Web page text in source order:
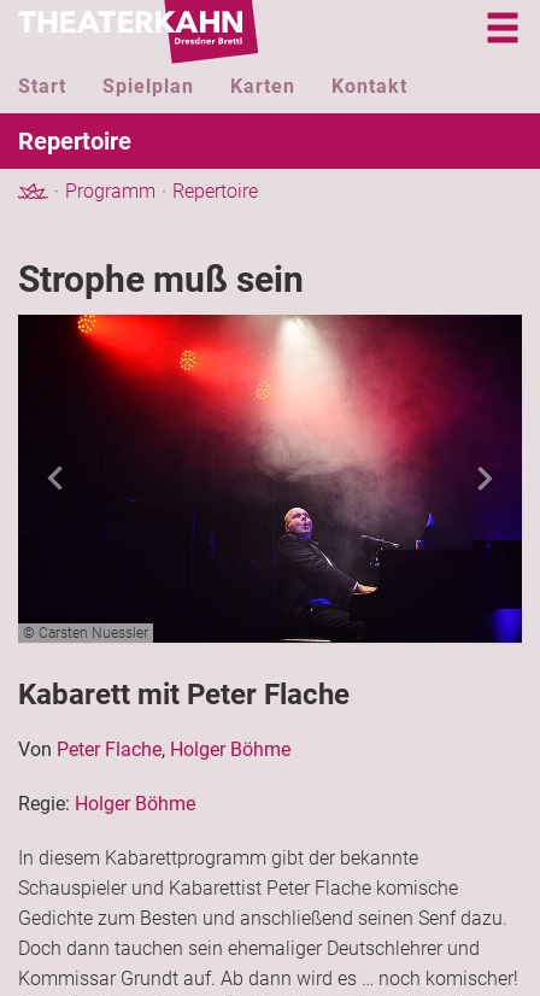
Start Spielplan Karten Kontakt
Repertoire
Programm Repertoire
Strophe muß sein
© Carsten Nuessler
Previous
Kabarett mit Peter Flache
Von Peter Flache, Holger Böhme
Regie: Holger Böhme
In diesem Kabarettprogramm gibt der bekannte
Schauspieler und Kabarettist Peter Flache komische
Gedichte zum Besten und anschließend seinen Senf dazu.
Doch dann tauchen sein ehemaliger Deutschlehrer und
Kommissar Grundt auf. Ab dann wird es … noch komischer!